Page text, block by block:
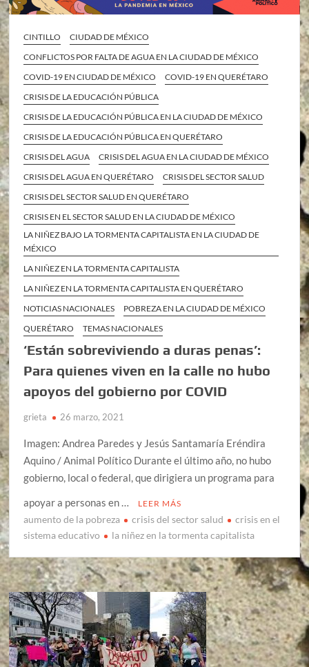
CINTILLO
CIUDAD DE MÉXICO
CONFLICTOS POR FALTA DE AGUA EN LA CIUDAD DE MÉXICO
COVID-19 EN CIUDAD DE MÉXICO
COVID-19 EN QUERÉTARO
CRISIS DE LA EDUCACIÓN PÚBLICA
CRISIS DE LA EDUCACIÓN PÚBLICA EN LA CIUDAD DE MÉXICO
CRISIS DE LA EDUCACIÓN PÚBLICA EN QUERÉTARO
CRISIS DEL AGUA
CRISIS DEL AGUA EN LA CIUDAD DE MÉXICO
CRISIS DEL AGUA EN QUERÉTARO
CRISIS DEL SECTOR SALUD
CRISIS DEL SECTOR SALUD EN QUERÉTARO
CRISIS EN EL SECTOR SALUD EN LA CIUDAD DE MÉXICO
LA NIÑEZ BAJO LA TORMENTA CAPITALISTA EN LA CIUDAD DE
MÉXICO
LA NIÑEZ EN LA TORMENTA CAPITALISTA
LA NIÑEZ EN LA TORMENTA CAPITALISTA EN QUERÉTARO
NOTICIAS NACIONALES
POBREZA EN LA CIUDAD DE MÉXICO
QUERÉTARO
TEMAS NACIONALES
‘Están sobreviviendo a duras penas’:
Para quienes viven en la calle no hubo
apoyos del gobierno por COVID
grieta 26 marzo, 2021
Imagen: Andrea Paredes y Jesús Santamaría Eréndira
Aquino / Animal Político Durante el último año, no hubo
gobierno, local o federal, que dirigiera un programa para
apoyar a personas en …
LEER MÁS
aumento de la pobreza crisis del sector salud
crisis en el
sistema educativo
la niñez en la tormenta capitalista